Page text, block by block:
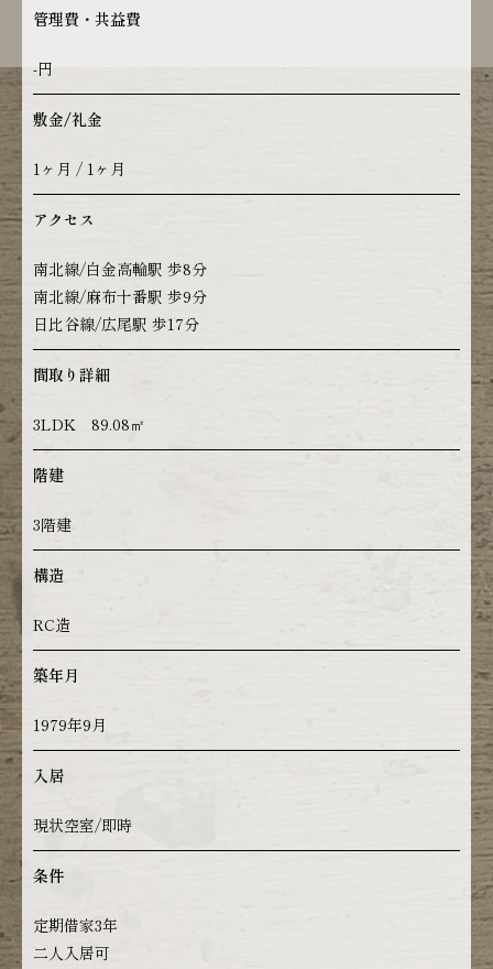
管理費・共益費
-円
敷金/礼金
1ヶ月 / 1ヶ月
アクセス
南北線/白金高輪駅 歩8分
南北線/麻布十番駅 歩9分
日比谷線/広尾駅 歩17分
間取り詳細
3LDK 89.08㎡
階建
3階建
構造
RC造
築年月
1979年9月
入居
現状空室/即時
条件
定期借家3年
二人入居可